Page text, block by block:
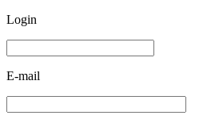
Login
E-mail